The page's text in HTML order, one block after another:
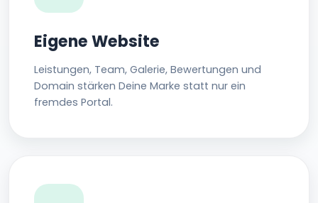
Eigene Website
Leistungen, Team, Galerie, Bewertungen und
Domain stärken Deine Marke statt nur ein
fremdes Portal.